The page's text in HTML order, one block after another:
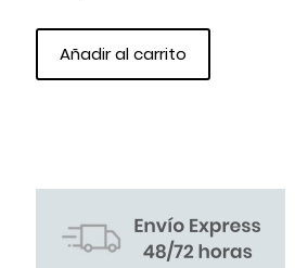
Añadir al carrito